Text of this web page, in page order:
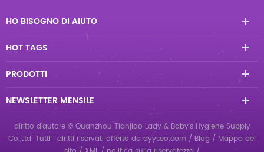
HO BISOGNO DI AIUTO
HOT TAGS
PRODOTTI
NEWSLETTER MENSILE
diritto d'autore © Quanzhou Tianjiao Lady & Baby's Hygiene Supply
Co.,Ltd. Tutti i diritti riservati offerto da dyyseo.com / Blog / Mappa del